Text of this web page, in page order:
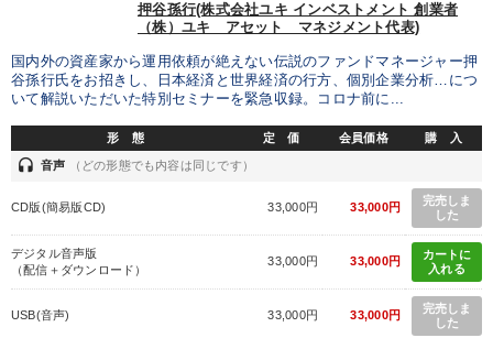
押谷孫行(株式会社ユキ インベストメント 創業者
（株）ユキ アセット マネジメント代表)
国内外の資産家から運用依頼が絶えない伝説のファンドマネージャー押
谷孫行氏をお招きし、日本経済と世界経済の行方、個別企業分析…につ
いて解説いただいた特別セミナーを緊急収録。コロナ前に...
形 態 定 価 会員価格 購 入
headset 音声 （どの形態でも内容は同じです）
CD版(簡易版CD) 33,000円 33,000円
完売しま
した
デジタル音声版
（配信＋ダウンロード）
33,000円 33,000円
カートに
入れる
USB(音声) 33,000円 33,000円
完売しま
した